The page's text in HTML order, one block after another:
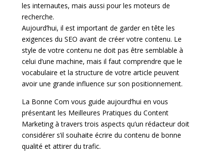
les internautes, mais aussi pour les moteurs de
recherche.
Aujourd’hui, il est important de garder en tête les
exigences du SEO avant de créer votre contenu. Le
style de votre contenu ne doit pas être semblable à
celui d’une machine, mais il faut comprendre que le
vocabulaire et la structure de votre article peuvent
avoir une grande influence sur son positionnement.
La Bonne Com vous guide aujourd’hui en vous
présentant les Meilleures Pratiques du Content
Marketing à travers trois aspects qu’un rédacteur doit
considérer s’il souhaite écrire du contenu de bonne
qualité et attirer du trafic.